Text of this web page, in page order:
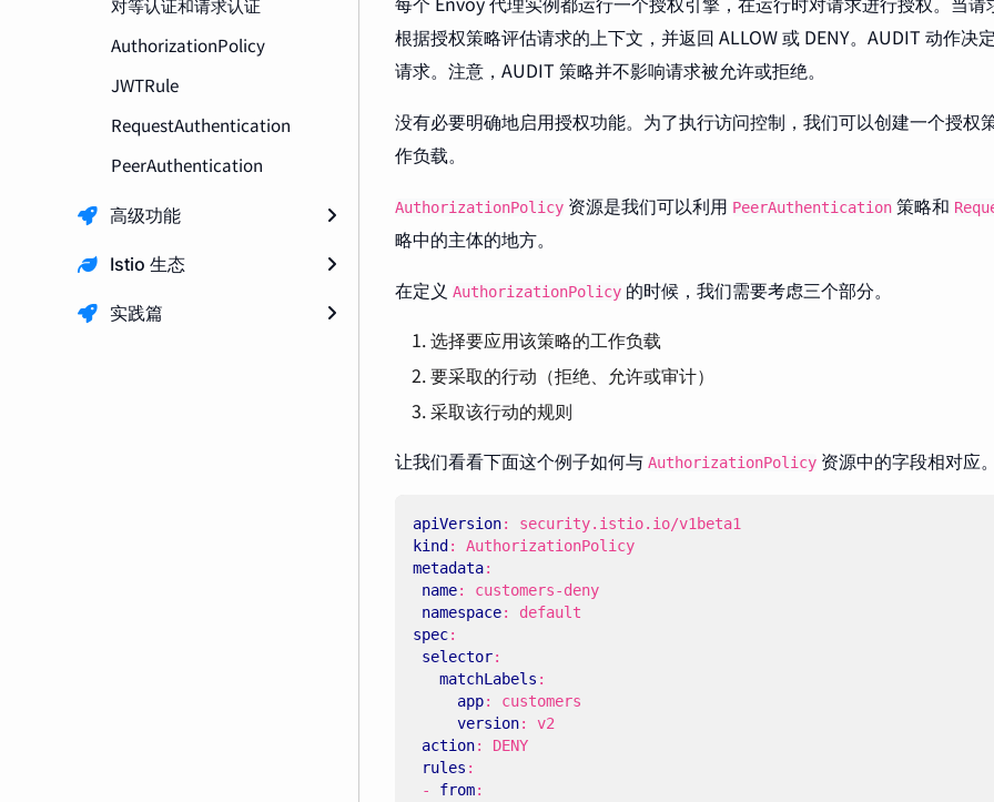
AuthorizationPolicy
JWTRule
RequestAuthentication
PeerAuthentication
高级功能
Istio 生态
实践篇
根据授权策略评估请求的上下文，并返回 ALLOW 或 DENY。AUDIT 动作决
请求。注意，AUDIT 策略并不影响请求被允许或拒绝。
没有必要明确地启用授权功能。为了执行访问控制，我们可以创建一个授权
作负载。
AuthorizationPolicy 资源是我们可以利用 PeerAuthentication 策略和
略中的主体的地方。
在定义 AuthorizationPolicy 的时候，我们需要考虑三个部分。
选择要应用该策略的工作负载
要采取的行动（拒绝、允许或审计）
采取该行动的规则
让我们看看下面这个例子如何与 AuthorizationPolicy 资源中的字段相对应
apiVersion:
security.istio.io/v1beta1
kind :
AuthorizationPolicy
metadata:
name:
customers-deny
namespace:
default
spec:
selector:
matchLabels :
app:
customers
version:
v2
action:
DENY
rules :
- from: